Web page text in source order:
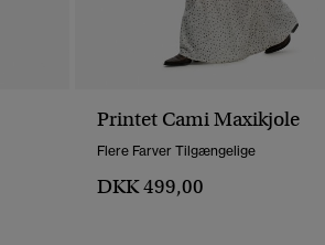
Printet Cami Maxikjole
Flere Farver Tilgængelige
DKK 499,00